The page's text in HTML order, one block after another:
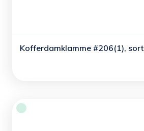
Kofferdamklamme #206(1), sort